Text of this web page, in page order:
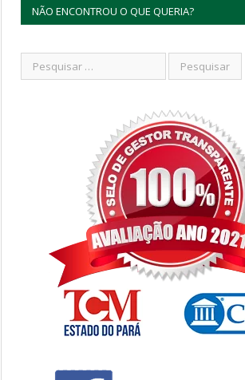
NÃO ENCONTROU O QUE QUERIA?